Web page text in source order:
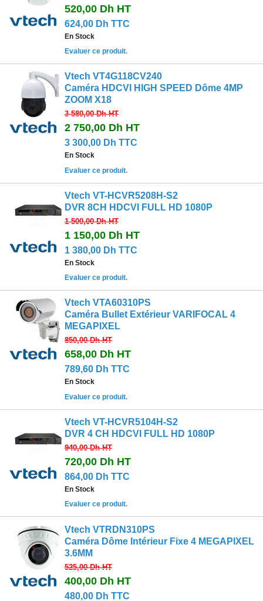
520,00 Dh HT
624,00 Dh TTC
En Stock
Evaluer ce produit.
Vtech VT4G118CV240
Caméra HDCVI HIGH SPEED Dôme 4MP
ZOOM X18
3 580,00 DhHT
2 750,00 Dh HT
3 300,00 Dh TTC
En Stock
Evaluer ce produit.
Vtech VT-HCVR5208H-S2
DVR 8CH HDCVI FULL HD 1080P
1 500,00 DhHT
1 150,00 Dh HT
1 380,00 Dh TTC
En Stock
Evaluer ce produit.
Vtech VTA60310PS
Caméra Bullet Extérieur VARIFOCAL 4
MEGAPIXEL
850,00 DhHT
658,00 Dh HT
789,60 Dh TTC
En Stock
Evaluer ce produit.
Vtech VT-HCVR5104H-S2
DVR 4 CH HDCVI FULL HD 1080P
940,00 DhHT
720,00 Dh HT
864,00 Dh TTC
En Stock
Evaluer ce produit.
Vtech VTRDN310PS
Caméra Dôme Intérieur Fixe 4 MEGAPIXEL
3.6MM
525,00 DhHT
400,00 Dh HT
480,00 Dh TTC